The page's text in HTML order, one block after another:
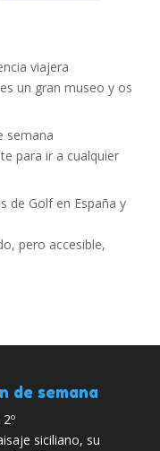
viajera
un gran museo y os
semana
para ir a cualquier
de Golf en España y
pero accesible,
de semana
siciliano, su